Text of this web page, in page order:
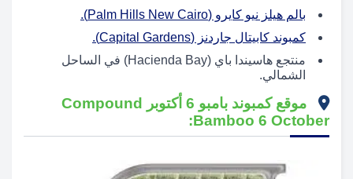
بالم هيلز نيو كايرو (Palm Hills New Cairo).
كمبوند كابيتال جاردنز (Capital Gardens).
منتجع هاسيندا باي (Hacienda Bay) في الساحل
الشمالي.
موقع كمبوند بامبو 6 أكتوبر Compound
Bamboo 6 October: